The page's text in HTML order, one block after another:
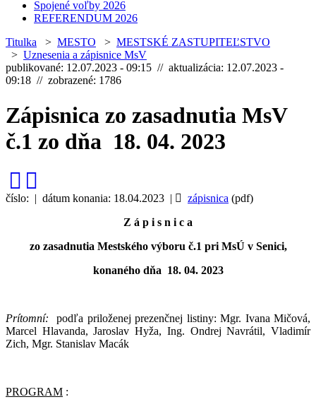
Spojené voľby 2026
REFERENDUM 2026
Titulka > MESTO > MESTSKÉ ZASTUPITEĽSTVO
> Uznesenia a zápisnice MsV
publikované: 12.07.2023 - 09:15 // aktualizácia: 12.07.2023 -
09:18 // zobrazené: 1786
Zápisnica zo zasadnutia MsV
č.1 zo dňa 18. 04. 2023
číslo: | dátum konania: 18.04.2023 | zápisnica (pdf)
Z á p i s n i c a
zo zasadnutia Mestského výboru č.1 pri MsÚ v Senici,
konaného dňa 18. 04. 2023
Prítomní: podľa priloženej prezenčnej listiny: Mgr. Ivana Mičová,
Marcel Hlavanda, Jaroslav Hyža, Ing. Ondrej Navrátil, Vladimír
Zich, Mgr. Stanislav Macák
PROGRAM :